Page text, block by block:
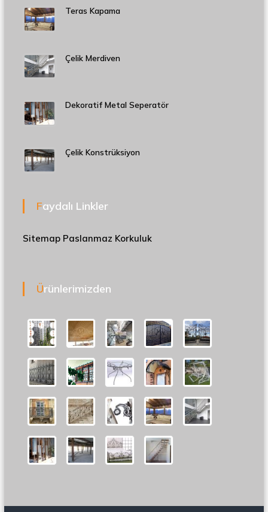
Teras Kapama
Çelik Merdiven
Dekoratif Metal Seperatör
Çelik Konstrüksiyon
Faydalı Linkler
Sitemap Paslanmaz Korkuluk
Ürünlerimizden